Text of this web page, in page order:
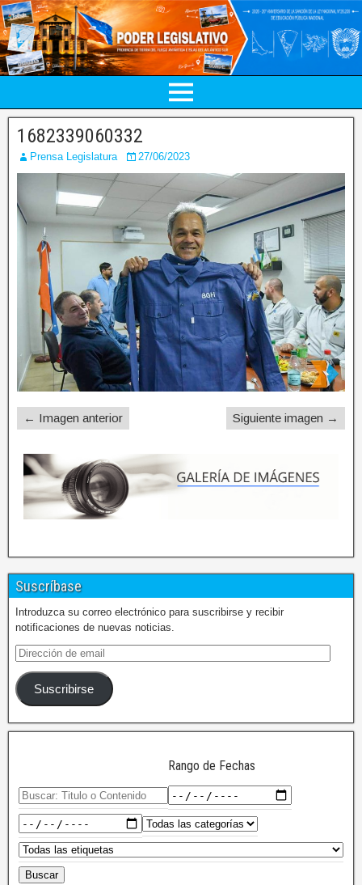
1682339060332
Prensa Legislatura 27/06/2023
← Imagen anterior Siguiente imagen →
Suscríbase
Introduzca su correo electrónico para suscribirse y recibir
notificaciones de nuevas noticias.
Suscribirse
Rango de Fechas